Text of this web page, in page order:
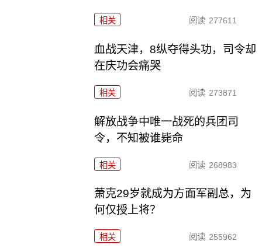
相关 阅读 277611
血战天津，8纵夺得头功，司令却
在庆功会痛哭
相关 阅读 273871
解放战争中唯一战死的兵团司
令，不知被谁毙命
相关 阅读 268983
萧克29岁就成为方面军副总，为
何仅授上将？
相关 阅读 255962